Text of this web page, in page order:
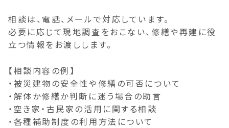
相談は、電話、メールで対応しています。
必要に応じて現地調査をおこない、修繕や再建に役
立つ情報をお渡しします。
【相談内容の例】
・被災建物の安全性や修繕の可否について
・解体か修繕か判断に迷う場合の助言
・空き家・古民家の活用に関する相談
・各種補助制度の利用方法について